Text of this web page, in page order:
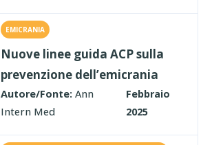
EMICRANIA
Nuove linee guida ACP sulla
prevenzione dell’emicrania
Autore/Fonte: Ann
Intern Med
Febbraio
2025